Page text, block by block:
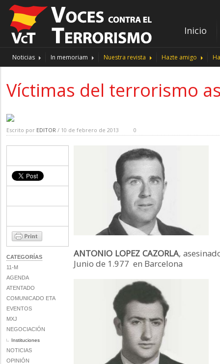
Inicio
Noticias In memoriam Nuestra revista Hazte amigo
Víctimas del terrorismo
Escrito por EDITOR / 10 de febrero de 2013 0
CATEGORÍAS
11-M
AGENDA
ATENTADO
COMUNICADO ETA
EVENTOS
MXJ
NEGOCIACIÓN
Instituciones
NOTICIAS
OPINIÓN
ANTONIO LOPEZ CAZORLA,
Junio de 1.977 en Barcelona